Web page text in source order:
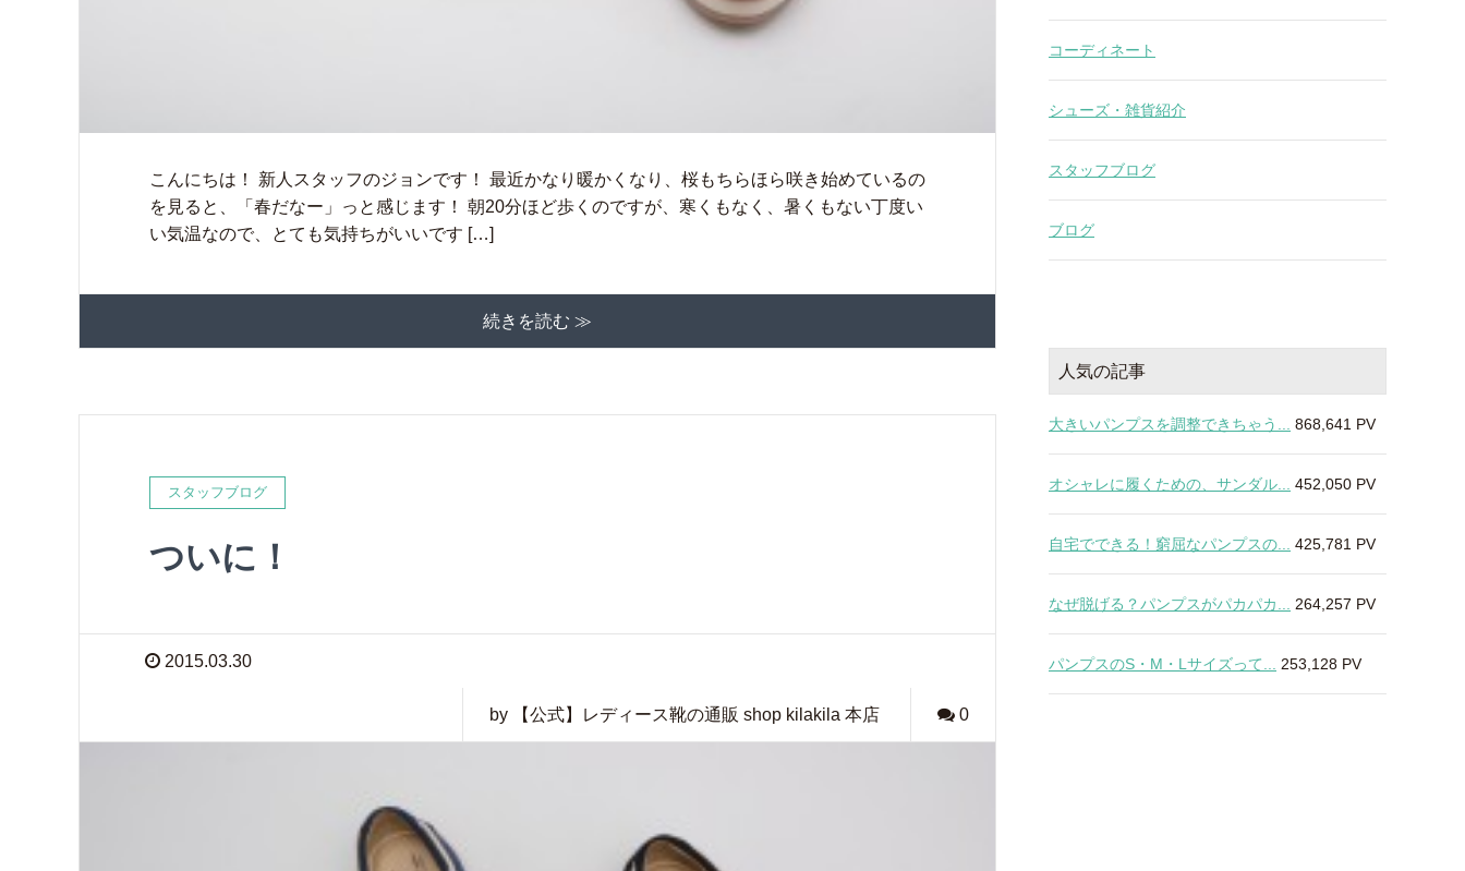
こんにちは！ 新人スタッフのジョンです！ 最近かなり暖かくなり、桜もちらほら咲き始めているの
を見ると、「春だなー」っと感じます！ 朝20分ほど歩くのですが、寒くもなく、暑くもない丁度い
い気温なので、とても気持ちがいいです […]
続きを読む ≫
スタッフブログ
ついに！
2015.03.30
by 【公式】レディース靴の通販 shop kilakila 本店 0
コーディネート
シューズ・雑貨紹介
スタッフブログ
ブログ
人気の記事
大きいパンプスを調整できちゃう... 868,641 PV
オシャレに履くための、サンダル... 452,050 PV
自宅でできる！窮屈なパンプスの... 425,781 PV
なぜ脱げる？パンプスがパカパカ... 264,257 PV
パンプスのS・M・Lサイズって... 253,128 PV